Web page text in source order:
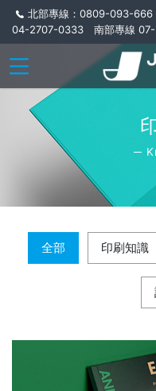
北部專線：0809-093-
04-2707-0333 南部專線
─
全部 印刷知識